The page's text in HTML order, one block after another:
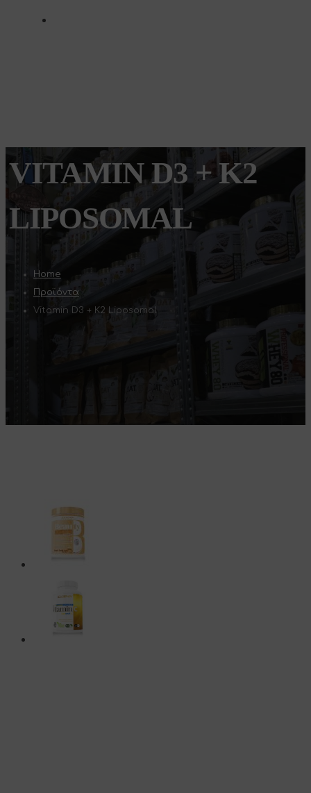
VITAMIN D3 + K2
LIPOSOMAL
Home
Προϊόντα
Vitamin D3 + K2 Liposomal